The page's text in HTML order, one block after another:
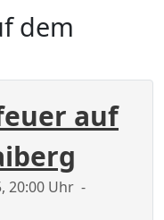
dem
auf
20:00 Uhr -